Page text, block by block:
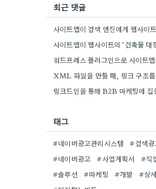
최근 댓글
태그
#네이버광고관리시스템
#검색광
#네이버광고
#사업계획서
#직
#솔루션
#마케팅 #개발
#상